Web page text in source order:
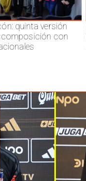
quinta versión
con